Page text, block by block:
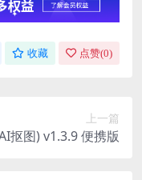
收藏 点赞(0)
上一篇
抠图) v1.3.9 便携版